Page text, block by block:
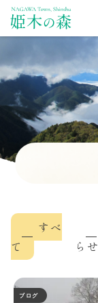
すべ
て
らせ
ブログ